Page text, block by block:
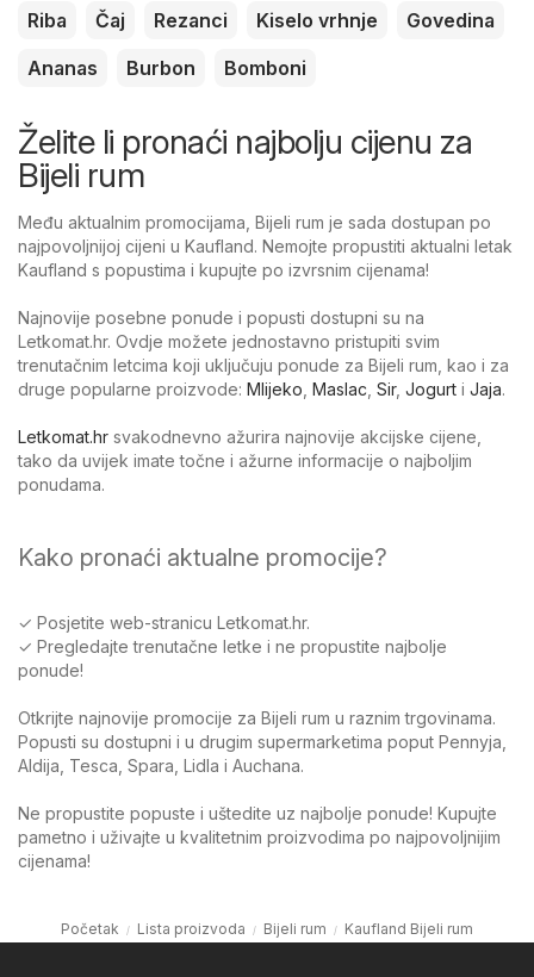
Riba
Čaj Rezanci Kiselo vrhnje
Govedina
Ananas
Burbon Bomboni
Želite li pronaći najbolju cijenu za
Bijeli rum
Među aktualnim promocijama, Bijeli rum je sada dostupan po
najpovoljnijoj cijeni u Kaufland. Nemojte propustiti aktualni letak
Kaufland s popustima i kupujte po izvrsnim cijenama!
Najnovije posebne ponude i popusti dostupni su na
Letkomat.hr. Ovdje možete jednostavno pristupiti svim
trenutačnim letcima koji uključuju ponude za Bijeli rum, kao i za
druge popularne proizvode: Mlijeko Maslac Sir, Jogurt i Jaja.
Letkomat.hr svakodnevno ažurira najnovije akcijske cijene,
tako da uvijek imate točne i ažurne informacije o najboljim
ponudama.
Kako pronaći aktualne promocije?
✓ Posjetite web-stranicu Letkomat.hr.
✓ Pregledajte trenutačne letke i ne propustite najbolje
ponude!
Otkrijte najnovije promocije za Bijeli rum u raznim trgovinama.
Popusti su dostupni i u drugim supermarketima poput Pennyja,
Aldija, Tesca, Spara, Lidla i Auchana.
Ne propustite popuste i uštedite uz najbolje ponude! Kupujte
pametno i uživajte u kvalitetnim proizvodima po najpovoljnijim
cijenama!
Početak Lista proizvoda Bijeli rum Kaufland Bijeli rum